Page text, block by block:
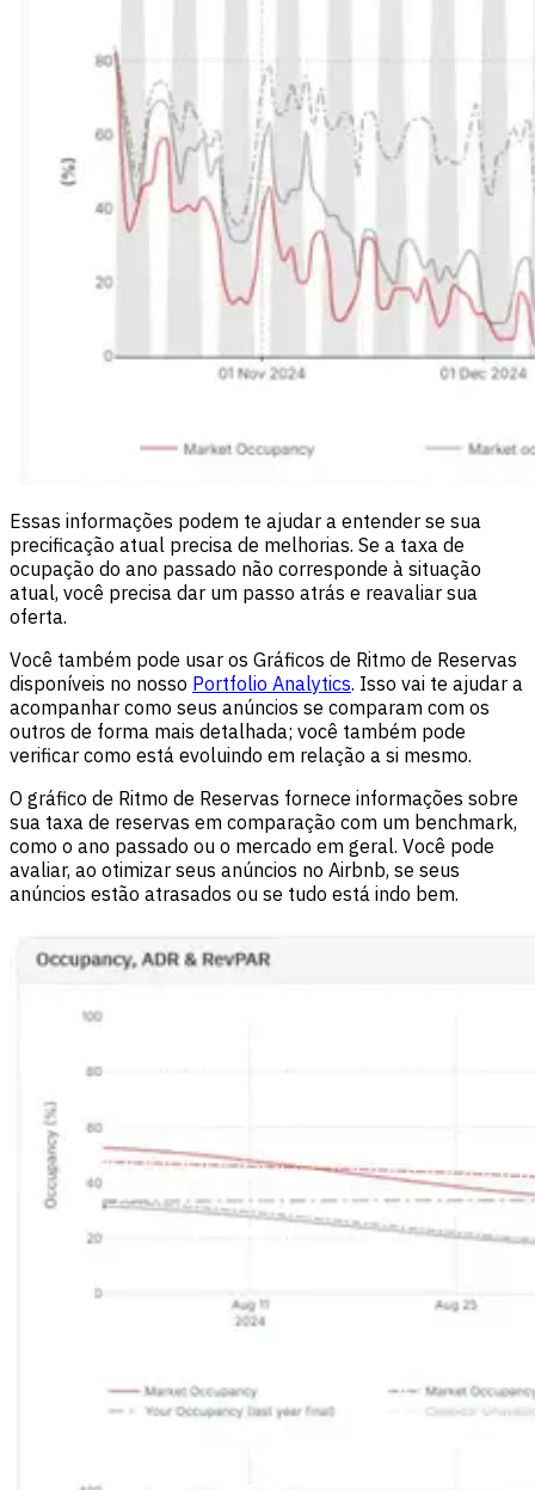
Essas informações podem te ajudar a entender se sua
precificação atual precisa de melhorias. Se a taxa de
ocupação do ano passado não corresponde à situação
atual, você precisa dar um passo atrás e reavaliar sua
oferta.
Você também pode usar os Gráficos de Ritmo de Reservas
disponíveis no nosso Portfolio Analytics. Isso vai te ajudar a
acompanhar como seus anúncios se comparam com os
outros de forma mais detalhada; você também pode
verificar como está evoluindo em relação a si mesmo.
O gráfico de Ritmo de Reservas fornece informações sobre
sua taxa de reservas em comparação com um benchmark,
como o ano passado ou o mercado em geral. Você pode
avaliar, ao otimizar seus anúncios no Airbnb, se seus
anúncios estão atrasados ou se tudo está indo bem.